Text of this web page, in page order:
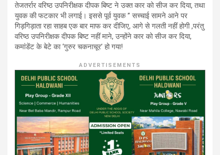
तेजतर्रार वरिष्ठ उपनिरीक्षक दीपक बिष्ट ने उक्त कार को सीज कर दिया, तथा
युवक की फटकार भी लगाई। इससे पूर्व युवक ” सच्चाई सामने आने पर
गिड़गिड़ाता रहा साहब एक बार माफ कर दीजिए, आगे से गलती नहीं होगी ,परंतु
वरिष्ठ उपनिरीक्षक दीपक बिष्ट नहीं माने, उन्होंने कार को सीज कर दिया,
कमांडेंट के बेटे का ‘गुरुर चकनाचूर’ हो गया!
ADVERTISEMENTS